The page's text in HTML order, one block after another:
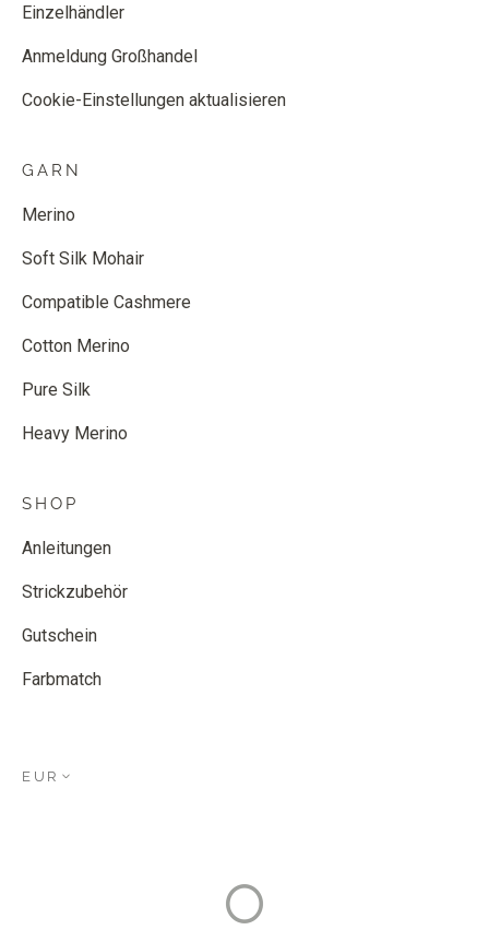
Einzelhändler
Anmeldung Großhandel
Cookie-Einstellungen aktualisieren
GARN
Merino
Soft Silk Mohair
Compatible Cashmere
Cotton Merino
Pure Silk
Heavy Merino
SHOP
Anleitungen
Strickzubehör
Gutschein
Farbmatch
EUR